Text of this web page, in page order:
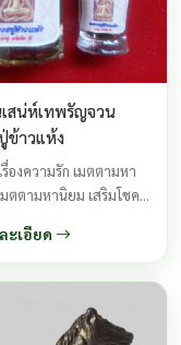
สน่ห์เทพรัญจวน
ข้าวแห้ง
รื่องความรัก เมตตามหา
มตตามหานิยม เสริมโชค
จ้านายผู้คนนิยมชมชอบ มี
...
ะเอียด